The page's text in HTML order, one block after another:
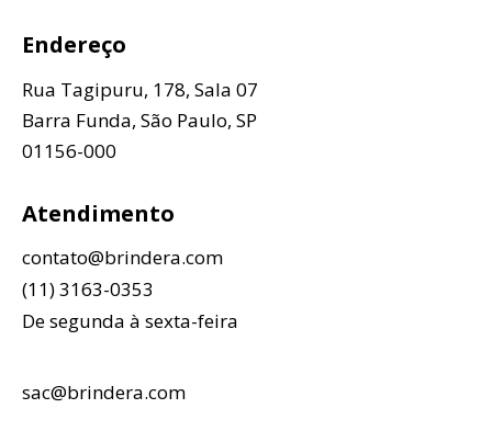
Endereço
Rua Tagipuru, 178, Sala 07
Barra Funda, São Paulo, SP
01156-000
Atendimento
contato@brindera.com
(11) 3163-0353
De segunda à sexta-feira
sac@brindera.com